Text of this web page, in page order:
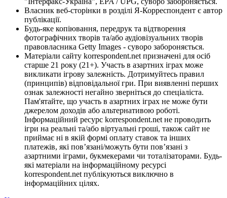
Власник веб-сторінки в розділі Я-Корреспондент є автор
публікації.
Будь-яке копіювання, передрук та відтворення
фотографічних творів та/або аудіовізуальних творів
правовласника Getty Images - суворо забороняється.
Матеріали сайту korrespondent.net призначені для осіб
старше 21 року (21+). Участь в азартних іграх може
викликати ігрову залежність. Дотримуйтесь правил
(принципів) відповідальної гри. При виявленні перших
ознак залежності негайно зверніться до спеціаліста.
Пам'ятайте, що участь в азартних іграх не може бути
джерелом доходів або альтернативою роботі.
Інформаційний ресурс korrespondent.net не проводить
ігри на реальні та/або віртуальні гроші, також сайт не
приймає ні в якій формі оплату ставок та інших
платежів, які пов’язані/можуть бути пов’язані з
азартними іграми, букмекерами чи тоталізаторами. Будь-
які матеріали на інформаційному ресурсі
korrespondent.net публікуються виключно в
інформаційних цілях.